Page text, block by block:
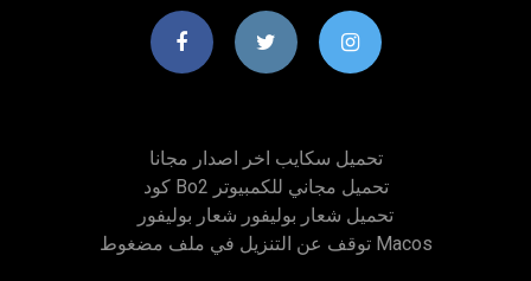
تحميل سكايب اخر اصدار مجانا
كود Bo2 تحميل مجاني للكمبيوتر
تحميل شعار بوليفور شعار بوليفور
توقف عن التنزيل في ملف مضغوط Macos